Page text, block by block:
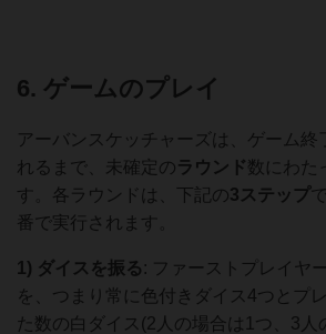
6. ゲームのプレイ
アーバンスケッチャーズは、ゲーム終
れるまで、未確定のラウンド数にわた
す。各ラウンドは、下記の3ステップ
番で実行されます。
1) ダイスを振る : ファーストプレイヤ
を、つまり常に色付きダイス4つとプ
た数の白ダイス(2人の場合は1つ、3人